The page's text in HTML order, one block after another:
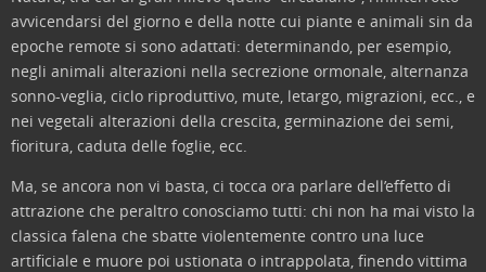
avvicendarsi del giorno e della notte cui piante e animali sin da
epoche remote si sono adattati: determinando, per esempio,
negli animali alterazioni nella secrezione ormonale, alternanza
sonno-veglia, ciclo riproduttivo, mute, letargo, migrazioni, ecc., e
nei vegetali alterazioni della crescita, germinazione dei semi,
fioritura, caduta delle foglie, ecc.
Ma, se ancora non vi basta, ci tocca ora parlare dell’effetto di
attrazione che peraltro conosciamo tutti: chi non ha mai visto la
classica falena che sbatte violentemente contro una luce
artificiale e muore poi ustionata o intrappolata, finendo vittima